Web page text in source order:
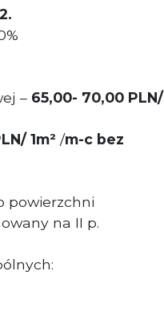
– 65,00- 70,00 PLN/
1m² /m-c bez
powierzchni
na II p.